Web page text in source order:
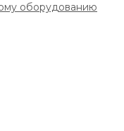
оборудованию